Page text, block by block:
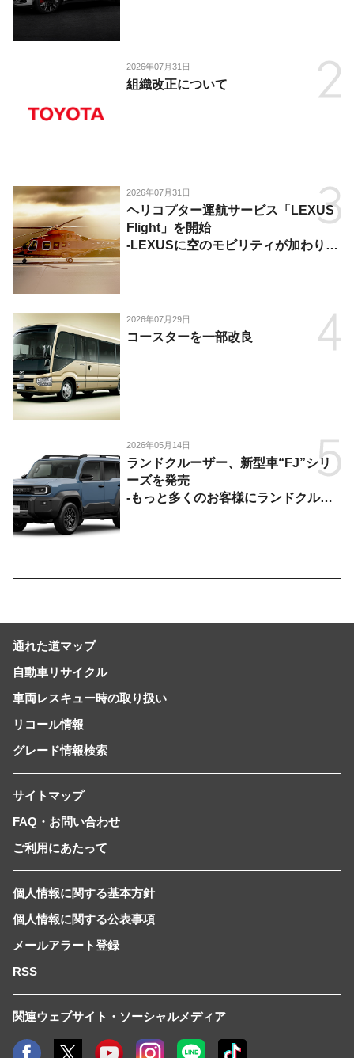
2026年07月31日
組織改正について
2026年07月31日
ヘリコプター運航サービス「LEXUS
Flight」を開始
-LEXUSに空のモビリティが加わり、
2026年07月29日
コースターを一部改良
2026年05月14日
ランドクルーザー、新型車“FJ”シリ
ーズを発売
-もっと多くのお客様にランドクルー
通れた道マップ
自動車リサイクル
車両レスキュー時の取り扱い
リコール情報
グレード情報検索
サイトマップ
FAQ・お問い合わせ
ご利用にあたって
個人情報に関する基本方針
個人情報に関する公表事項
メールアラート登録
RSS
関連ウェブサイト・ソーシャルメディア